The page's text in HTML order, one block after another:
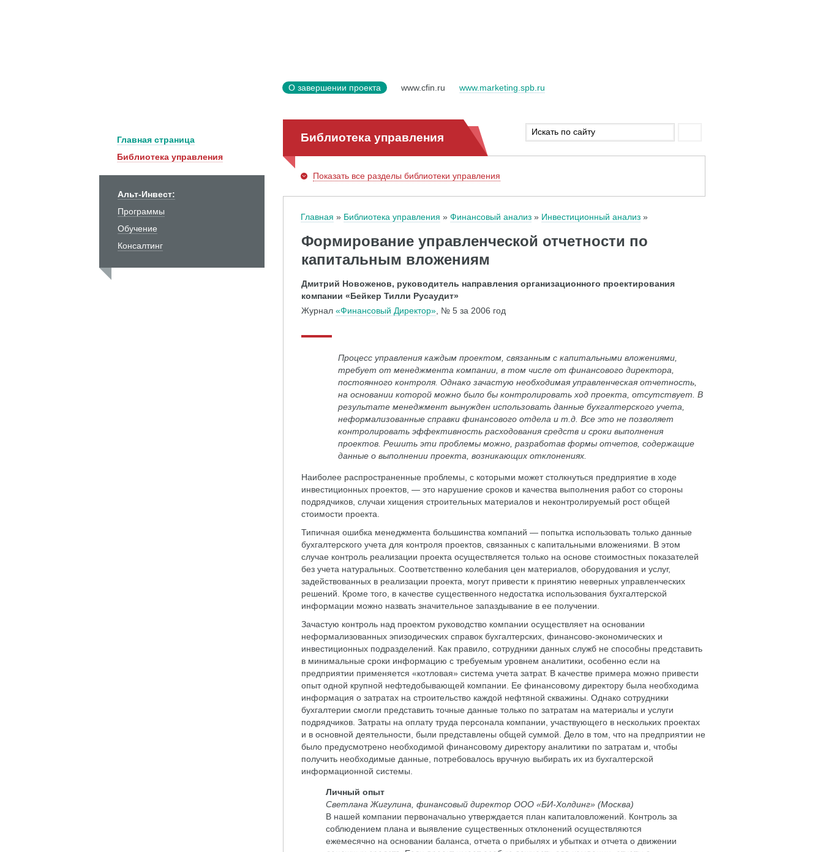
О завершении проекта www.cfin.ru www.marketing.spb.ru
Главная страница
Библиотека управления
Альт-Инвест:
Программы
Обучение
Консалтинг
Библиотека управления
Показать все разделы библиотеки управления
Главная Библиотека управления Финансовый анализ Инвестиционный анализ
Формирование управленческой отчетности по
капитальным вложениям
Дмитрий Новоженов, руководитель направления организационного проектирования
компании «Бейкер Тилли Русаудит»
Журнал «Финансовый Директор» , № 5 за 2006 год
Процесс управления каждым проектом, связанным с капитальными вложениями,
требует от менеджмента компании, в том числе от финансового директора,
постоянного контроля. Однако зачастую необходимая управленческая отчетность,
на основании которой можно было бы контролировать ход проекта, отсутствует. В
результате менеджмент вынужден использовать данные бухгалтерского учета,
неформализованные справки финансового отдела и т.д. Все это не позволяет
контролировать эффективность расходования средств и сроки выполнения
проектов. Решить эти проблемы можно, разработав формы отчетов, содержащие
данные о выполнении проекта, возникающих отклонениях.
Наиболее распространенные проблемы, с которыми может столкнуться предприятие в ходе
инвестиционных проектов, — это нарушение сроков и качества выполнения работ со стороны
подрядчиков, случаи хищения строительных материалов и неконтролируемый рост общей
стоимости проекта.
Типичная ошибка менеджмента большинства компаний — попытка использовать только данные
бухгалтерского учета для контроля проектов, связанных с капитальными вложениями. В этом
случае контроль реализации проекта осуществляется только на основе стоимостных показателей
без учета натуральных. Соответственно колебания цен материалов, оборудования и услуг,
задействованных в реализации проекта, могут привести к принятию неверных управленческих
решений. Кроме того, в качестве существенного недостатка использования бухгалтерской
информации можно назвать значительное запаздывание в ее получении.
Зачастую контроль над проектом руководство компании осуществляет на основании
неформализованных эпизодических справок бухгалтерских, финансово-экономических и
инвестиционных подразделений. Как правило, сотрудники данных служб не способны представить
в минимальные сроки информацию с требуемым уровнем аналитики, особенно если на
предприятии применяется «котловая» система учета затрат. В качестве примера можно привести
опыт одной крупной нефтедобывающей компании. Ее финансовому директору была необходима
информация о затратах на строительство каждой нефтяной скважины. Однако сотрудники
бухгалтерии смогли представить точные данные только по затратам на материалы и услуги
подрядчиков. Затраты на оплату труда персонала компании, участвующего в нескольких проектах
и в основной деятельности, были представлены общей суммой. Дело в том, что на предприятии не
было предусмотрено необходимой финансовому директору аналитики по затратам и, чтобы
получить необходимые данные, потребовалось вручную выбирать их из бухгалтерской
информационной системы.
Личный опыт
Светлана Жигулина, финансовый директор ООО «БИ-Холдинг» (Москва)
В нашей компании первоначально утверждается план капиталовложений. Контроль за
соблюдением плана и выявление существенных отклонений осуществляются
ежемесячно на основании баланса, отчета о прибылях и убытках и отчета о движении